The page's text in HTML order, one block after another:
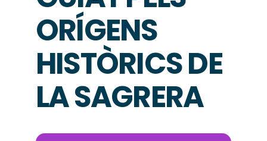
ORÍGENS
HISTÒRICS DE
LA SAGRERA